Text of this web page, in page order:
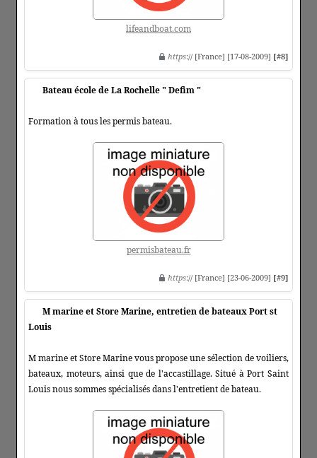
lifeandboat.com
https:// [France] [17-08-2009] [#8]
Bateau école de La Rochelle " Defim "
Formation à tous les permis bateau.
permisbateau.fr
https:// [France] [23-06-2009] [#9]
M marine et Store Marine, entretien de bateaux Port st
Louis
M marine et Store Marine vous propose une sélection de voiliers,
bateaux, moteurs, ainsi que de l'accastillage. Situé à Port Saint
Louis nous sommes spécialisés dans l'entretient de bateau.